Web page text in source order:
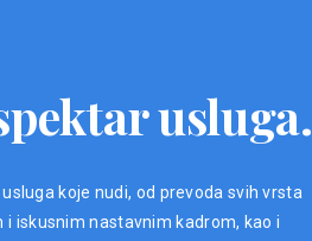
usluga.
koje nudi, od prevoda svih vrsta
iskusnim nastavnim kadrom, kao i